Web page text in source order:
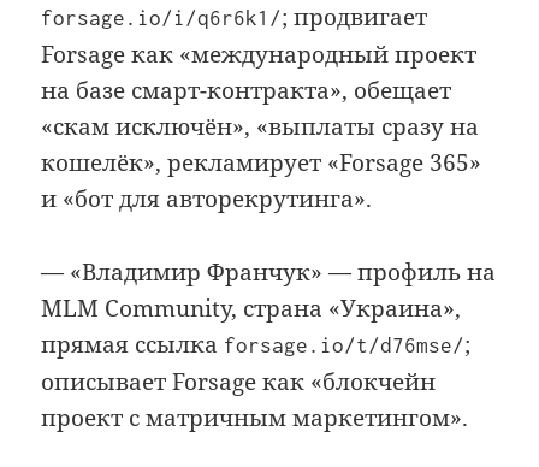
forsage.io/i/q6r6k1/; продвигает
Forsage как «международный проект
на базе смарт-контракта», обещает
«скам исключён», «выплаты сразу на
кошелёк», рекламирует «Forsage 365»
и «бот для авторекрутинга».
— «Владимир Франчук» — профиль на
MLM Community, страна «Украина»,
прямая ссылка forsage.io/t/d76mse/;
описывает Forsage как «блокчейн
проект с матричным маркетингом».